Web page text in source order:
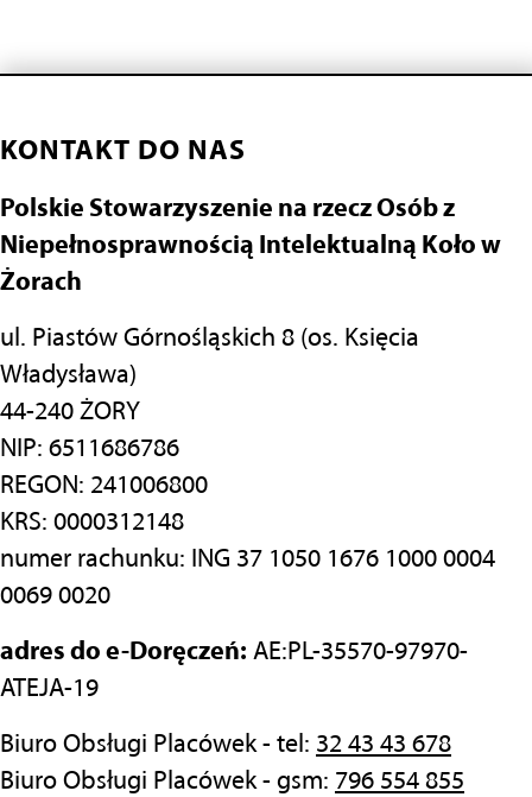
KONTAKT DO NAS
Polskie Stowarzyszenie na rzecz Osób z
Niepełnosprawnością Intelektualną Koło w
Żorach
ul. Piastów Górnośląskich 8 (os. Księcia
Władysława)
44-240 ŻORY
NIP: 6511686786
REGON: 241006800
KRS: 0000312148
numer rachunku: ING 37 1050 1676 1000 0004
0069 0020
adres do e-Doręczeń: AE:PL-35570-97970-
ATEJA-19
Biuro Obsługi Placówek - tel: 32 43 43 678
Biuro Obsługi Placówek - gsm: 796 554 855